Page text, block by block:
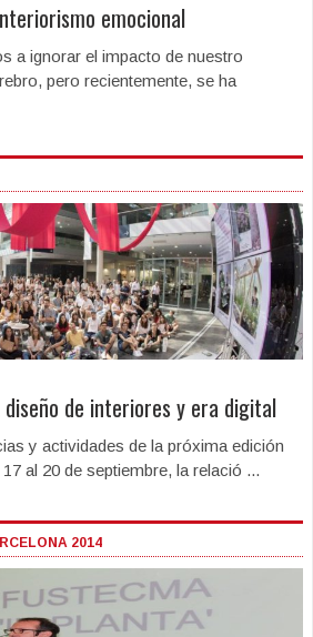
emocional
a ignorar el impacto de nuestro
pero recientemente, se ha
de interiores y era digital
y actividades de la próxima edición
al 20 de septiembre, la relació ...
2014